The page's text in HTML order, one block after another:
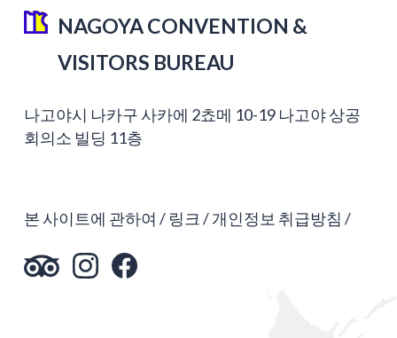
NAGOYA CONVENTION &
VISITORS BUREAU
나고야시 나카구 사카에 2쵸메 10-19 나고야 상공
회의소 빌딩 11층
본 사이트에 관하여 링크 개인정보 취급방침